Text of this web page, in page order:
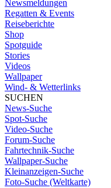
Newsmeldungen
Regatten & Events
Reiseberichte
Shop
Spotguide
Stories
Videos
Wallpaper
Wind- & Wetterlinks
SUCHEN
News-Suche
Spot-Suche
Video-Suche
Forum-Suche
Fahrtechnik-Suche
Wallpaper-Suche
Kleinanzeigen-Suche
Foto-Suche (Weltkarte)